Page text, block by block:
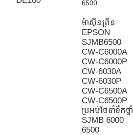
ម៉ាស៊ីនព្រីន
EPSON
SJMB6500
CW-C6000A
CW-C6000P
CW-6030A
CW-6030P
CW-C6500A
CW-C6500P
ប្រអប់ថែទាំទឹកថ្នាំ
SJMB 6000
6500